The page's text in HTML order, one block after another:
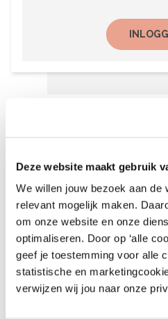
Deze website maakt gebruik
We willen jouw bezoek aan de
relevant mogelijk maken.
om onze website en onze
optimaliseren. Door op ‘alle
geef je toestemming voor alle
statistische en
verwijzen wij jou naar onze
Recalls
and
6 augustus
August 6,
6 augustus